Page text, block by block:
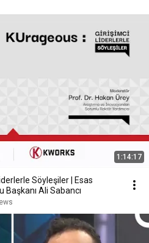
1:14:17
Söyleşiler | Esas
Başkanı Ali Sabancı